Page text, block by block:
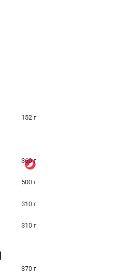
152 г
360 г
500 г
310 г
310 г
370 г